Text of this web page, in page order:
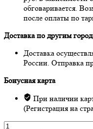
обговаривается.
после оплаты по
Доставка по другим
Доставка
России. Отправка
Бонусная карта
При наличии
(Регистрация на
Количество